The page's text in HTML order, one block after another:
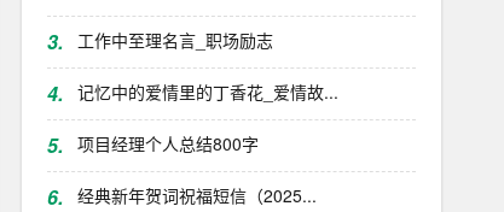
3. 工作中至理名言_职场励志
4. 记忆中的爱情里的丁香花_爱情故...
5. 项目经理个人总结800字
6. 经典新年贺词祝福短信（2025...